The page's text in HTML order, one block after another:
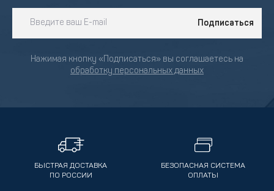
Подписаться
Нажимая кнопку «Подписаться» вы соглашаетесь на
обработку персональных данных
БЫСТРАЯ ДОСТАВКА
ПО РОССИИ
БЕЗОПАСНАЯ СИСТЕМА
ОПЛАТЫ